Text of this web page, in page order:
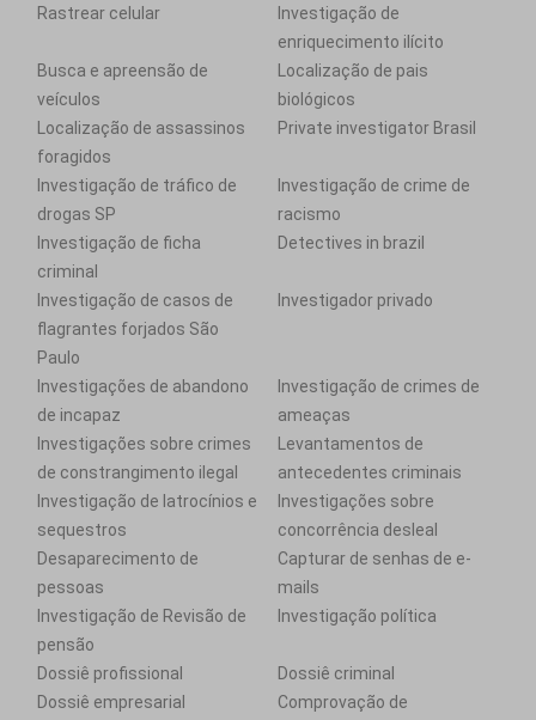
Rastrear celular
Investigação de
enriquecimento ilícito
Busca e apreensão de
veículos
Localização de pais
biológicos
Localização de assassinos
foragidos
Private investigator Brasil
Investigação de tráfico de
drogas SP
Investigação de crime de
racismo
Investigação de ficha
criminal
Detectives in brazil
Investigação de casos de
flagrantes forjados São
Paulo
Investigador privado
Investigações de abandono
de incapaz
Investigação de crimes de
ameaças
Investigações sobre crimes
de constrangimento ilegal
Levantamentos de
antecedentes criminais
Investigação de latrocínios e
sequestros
Investigações sobre
concorrência desleal
Desaparecimento de
pessoas
Capturar de senhas de e-
mails
Investigação de Revisão de
pensão
Investigação política
Dossiê profissional
Dossiê criminal
Dossiê empresarial
Comprovação de